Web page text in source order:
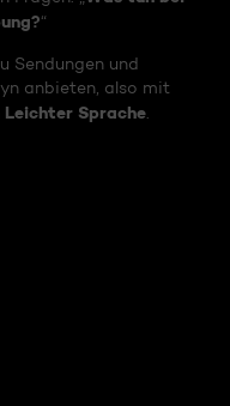
“
Sendungen und
anbieten, also mit
Leichter Sprache